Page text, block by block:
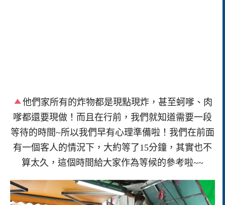
他們家所有的炸物都是現點現炸，甚至蚵嗲、肉
嗲都還要現做！而且在行前，我們就知道需要一段
等待的時間~所以我們早有心理準備啦！我們在前面
有一個客人的情況下，大約等了15分鐘，其實也不
算太久，這個時間給大家作為等候的參考啦~~